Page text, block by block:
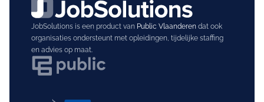
JobSolutions is een product van Public Vlaanderendat ook
organisaties ondersteunt met opleidingen, tijdelijke staffing
en advies op maat.